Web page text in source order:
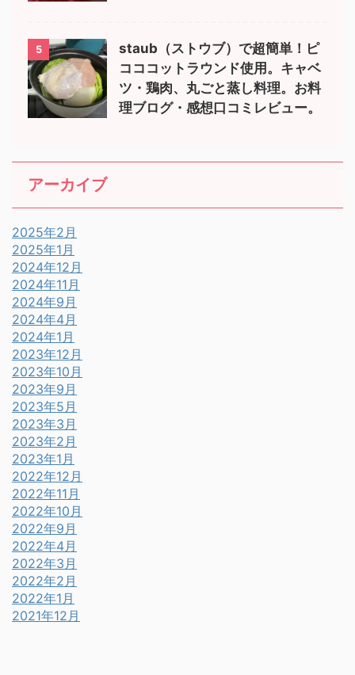
5
staub（ストウブ）で超簡単！ピ
コココットラウンド使用。キャベ
ツ・鶏肉、丸ごと蒸し料理。お料
理ブログ・感想口コミレビュー。
アーカイブ
2025年2月
2025年1月
2024年12月
2024年11月
2024年9月
2024年4月
2024年1月
2023年12月
2023年10月
2023年9月
2023年5月
2023年3月
2023年2月
2023年1月
2022年12月
2022年11月
2022年10月
2022年9月
2022年4月
2022年3月
2022年2月
2022年1月
2021年12月